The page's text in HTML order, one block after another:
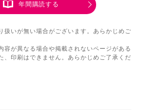
年間購読する
いが無い場合がございます。あらかじめご
が異なる場合や掲載されないページがある
、印刷はできません。あらかじめご了承くだ